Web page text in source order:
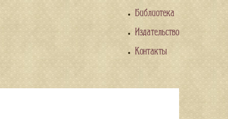
Библиотека
Издательство
Контакты